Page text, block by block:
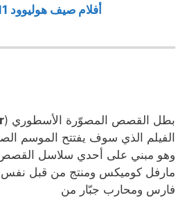
أفلام صيف هوليوود 2011
بطل القصص المصوّرة الأسطوري (
الفيلم الذي سوف يفتتح الموسم
وهو مبني على أحدي سلاسل
مارفل كوميكس ومنتج من قبل نفس
فارس ومحارب جبّار من